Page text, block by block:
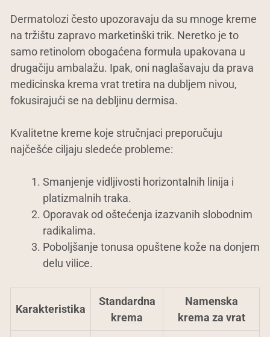
Dermatolozi često upozoravaju da su mnoge kreme
na tržištu zapravo marketinški trik. Neretko je to
samo retinolom obogaćena formula upakovana u
drugačiju ambalažu. Ipak, oni naglašavaju da prava
medicinska krema vrat tretira na dubljem nivou,
fokusirajući se na debljinu dermisa.
Kvalitetne kreme koje stručnjaci preporučuju
najčešće ciljaju sledeće probleme:
Smanjenje vidljivosti horizontalnih linija i
platizmalnih traka.
Oporavak od oštećenja izazvanih slobodnim
radikalima.
Poboljšanje tonusa opuštene kože na donjem
delu vilice.
Karakteristika
Standardna
krema
Namenska
krema za vrat